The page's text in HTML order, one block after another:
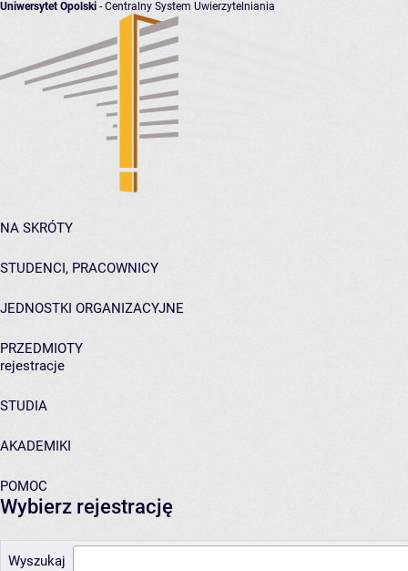
Uniwersytet Opolski - Centralny System Uwierzytelniania
NA SKRÓTY
STUDENCI, PRACOWNICY
JEDNOSTKI ORGANIZACYJNE
PRZEDMIOTY
rejestracje
STUDIA
AKADEMIKI
POMOC
Wybierz rejestrację
Wyszukaj